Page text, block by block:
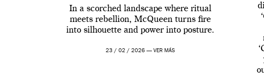
In a scorched landscape where ritual
meets rebellion, McQueen turns fire
into silhouette and power into posture.
23 / 02 / 2026 —VER MÁS